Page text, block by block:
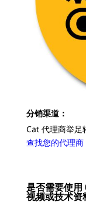
分销渠道：
Cat 代理商举足
查找您的代理商
是否需要使用
视频或技术资